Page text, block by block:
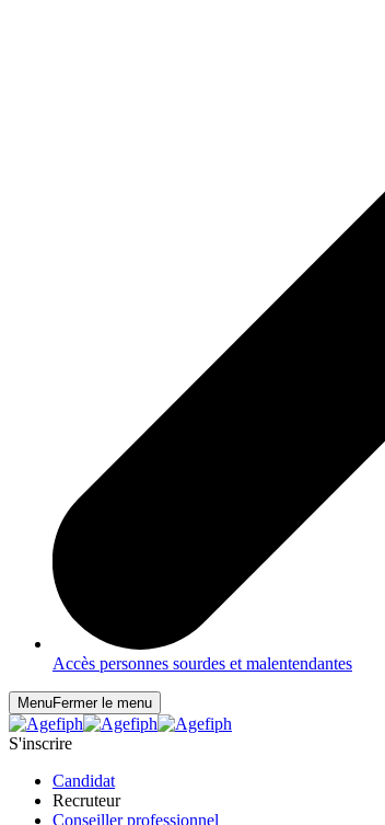
Accès personnes sourdes et malentendantes
MenuFermer le menu
S'inscrire
Candidat
Recruteur
Conseiller professionnel